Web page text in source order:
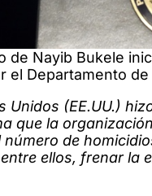
de Nayib Bukele
Departamento
Unidos (EE.UU.)
que la
de
ellos, frenar la